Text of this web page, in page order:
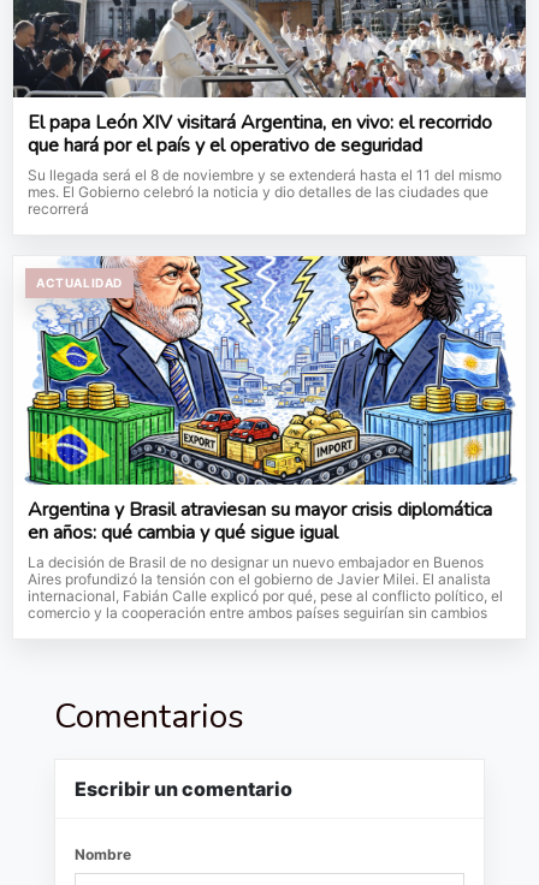
El papa León XIV visitará Argentina, en vivo: el recorrido
que hará por el país y el operativo de seguridad
Su llegada será el 8 de noviembre y se extenderá hasta el 11 del mismo
mes. El Gobierno celebró la noticia y dio detalles de las ciudades que
recorrerá
ACTUALIDAD
Argentina y Brasil atraviesan su mayor crisis diplomática
en años: qué cambia y qué sigue igual
La decisión de Brasil de no designar un nuevo embajador en Buenos
Aires profundizó la tensión con el gobierno de Javier Milei. El analista
internacional, Fabián Calle explicó por qué, pese al conflicto político, el
comercio y la cooperación entre ambos países seguirían sin cambios
Comentarios
Escribir un comentario
Nombre